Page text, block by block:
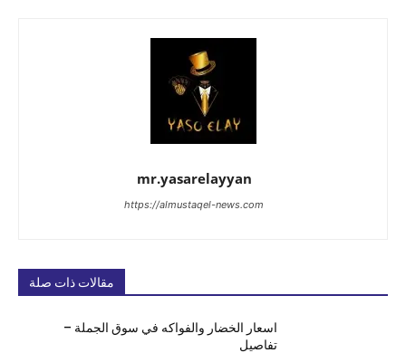
mr.yasarelayyan
https://almustaqel-news.com
مقالات ذات صلة
اسعار الخضار والفواكه في سوق الجملة –
تفاصيل